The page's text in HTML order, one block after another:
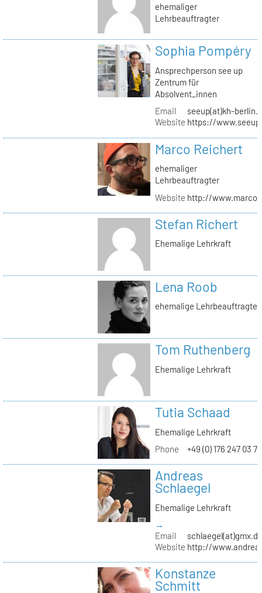
ehemaliger
Lehrbeauftragter
Sophia Pompéry
Ansprechperson see up
Zentrum für
Absolvent_innen
Email
seeup(at)kh-
Website https://
Marco Reichert
ehemaliger
Lehrbeauftragter
Website http://
Stefan Richert
Ehemalige Lehrkraft
Lena Roob
ehemalige Lehrbeauftragte
Tom Ruthenberg
Ehemalige Lehrkraft
Tutia Schaad
Ehemalige Lehrkraft
Phone
+49 (0) 176 247 03 7
Andreas
Schlaegel
Ehemalige Lehrkraft
→
Email
Website http://
Konstanze
Schmitt